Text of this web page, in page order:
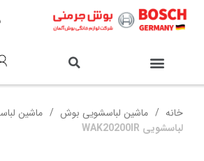
خانه ماشین لباسشویی بوش
ماشین
لباسشویی WAK20200IR